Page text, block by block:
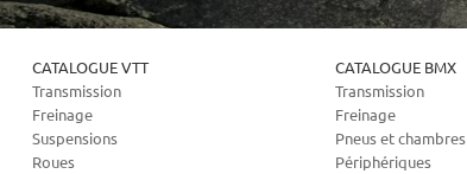
CATALOGUE VTT
Transmission
Freinage
Suspensions
Roues
CATALOGUE BMX
Transmission
Freinage
Pneus et chambres
Périphériques